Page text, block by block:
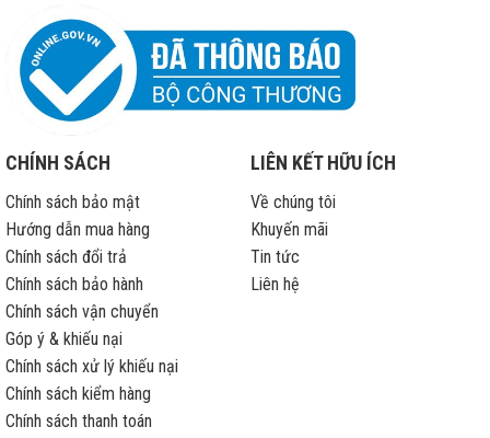
hành
CHÍNH SÁCH
Chính sách bảo mật
Hướng dẫn mua hàng
Chính sách đổi trả
Chính sách bảo hành
Chính sách vận chuyển
Góp ý & khiếu nại
Chính sách xử lý khiếu nại
Chính sách kiểm hàng
Chính sách thanh toán
LIÊN KẾT HỮU ÍCH
Về chúng tôi
Khuyến mãi
Tin tức
Liên hệ